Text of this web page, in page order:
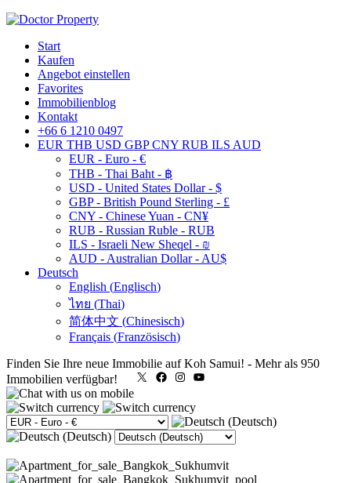
Start
Kaufen
Angebot einstellen
Favorites
Immobilienblog
Kontakt
+66 6 1210 0497
EUR THB USD GBP CNY RUB ILS AUD
EUR - Euro - €
THB - Thai Baht - ฿
USD - United States Dollar - $
GBP - British Pound Sterling - £
CNY - Chinese Yuan - CN¥
RUB - Russian Ruble - RUB
ILS - Israeli New Sheqel - ₪
AUD - Australian Dollar - AU$
Deutsch
English (Englisch)
ไทย (Thai)
简体中文 (Chinesisch)
Français (Französisch)
Finden Sie Ihre neue Immobilie auf Koh Samui! - Mehr als 950
Immobilien verfügbar!
X FacebookInstagram